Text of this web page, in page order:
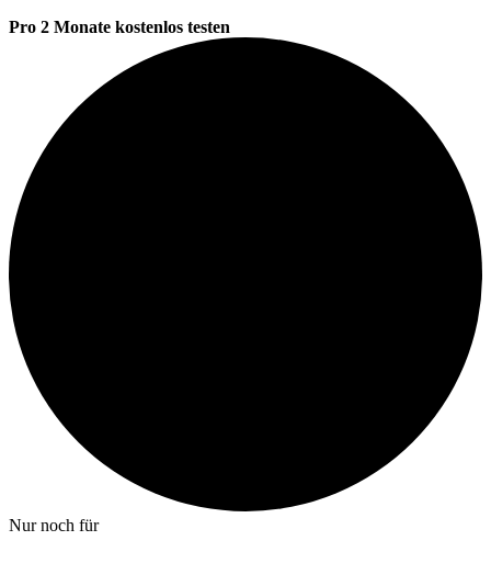
Pro 2 Monate kostenlos testen
Nur noch für